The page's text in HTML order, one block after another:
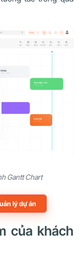
Gantt Chart
lý dự án
của khách